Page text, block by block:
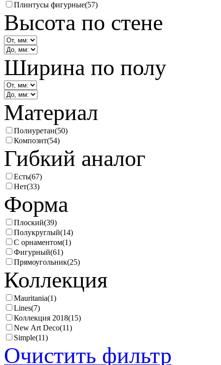
Плинтусы фигурные(57)
Высота по стене
Ширина по полу
Материал
Полиуретан(50)
Композит(54)
Гибкий аналог
Есть(67)
Нет(33)
Форма
Плоский(39)
Полукруглый(14)
С орнаментом(1)
Фигурный(61)
Прямоугольник(25)
Коллекция
Mauritania(1)
Lines(7)
Коллекция 2018(15)
New Art Deco(11)
Simple(11)
Очистить фильтр